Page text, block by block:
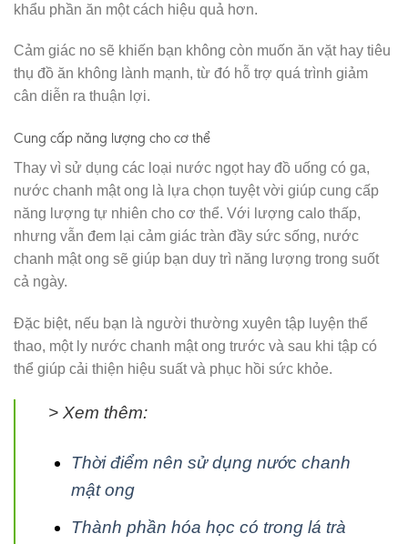
khẩu phần ăn một cách hiệu quả hơn.
Cảm giác no sẽ khiến bạn không còn muốn ăn vặt hay tiêu
thụ đồ ăn không lành mạnh, từ đó hỗ trợ quá trình giảm
cân diễn ra thuận lợi.
Cung cấp năng lượng cho cơ thể
Thay vì sử dụng các loại nước ngọt hay đồ uống có ga,
nước chanh mật ong là lựa chọn tuyệt vời giúp cung cấp
năng lượng tự nhiên cho cơ thể. Với lượng calo thấp,
nhưng vẫn đem lại cảm giác tràn đầy sức sống, nước
chanh mật ong sẽ giúp bạn duy trì năng lượng trong suốt
cả ngày.
Đặc biệt, nếu bạn là người thường xuyên tập luyện thể
thao, một ly nước chanh mật ong trước và sau khi tập có
thể giúp cải thiện hiệu suất và phục hồi sức khỏe.
> Xem thêm:
Thời điểm nên sử dụng nước chanh
mật ong
Thành phần hóa học có trong lá trà